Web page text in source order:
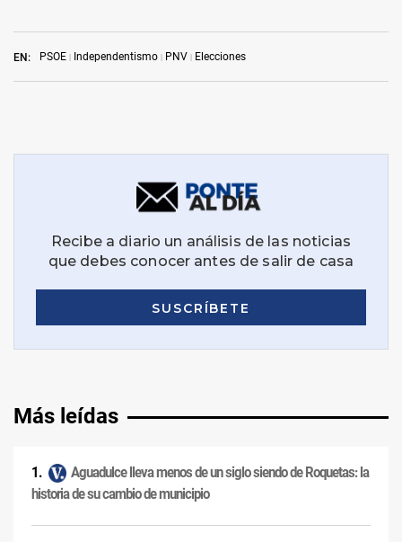
EN: PSOE Independentismo PNV Elecciones
Más leídas
Aguadulce lleva menos de un siglo siendo de Roquetas: la
historia de su cambio de municipio